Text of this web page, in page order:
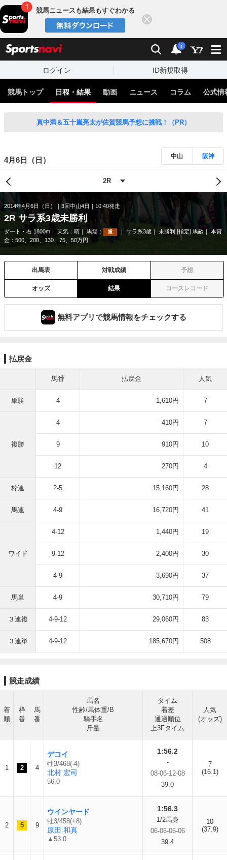
競馬ニュースも結果もすぐわかる
検索 通知
i
ログイン ID新規取得
競馬トップ 日程・結果 動画 ニュース コラム 公式情
真中満＆五十嵐亮太が佐賀競馬予想に挑戦！（PR）
4月6日（日） 中山 阪神
2014年4月6日（日） 3回中山4日 10:40発走
2R サラ系3歳未勝利
ダート・右 1800m 天気： 晴 馬場： 重 サラ系3歳 未勝利 [指定] 馬齢
本賞
金：500、200、130、75、50万円
出馬表 対戦成績 予想
オッズ 結果 コースレコード
無料アプリで競馬情報をチェックする
払戻金
馬番 払戻金 人気
単勝 4 1,610円 7
複勝
4 410円 7
9 910円 10
12 270円 4
枠連 2-5 15,160円 28
馬連 4-9 16,720円 41
ワイド
4-12 1,440円 19
9-12 2,400円 30
4-9 3,690円 37
馬単 4-9 30,710円 79
３連複 4-9-12 29,060円 83
３連単 4-9-12 185,670円 508
競走成績
着
順
枠
番
馬
番
馬名
性齢/馬体重/B
騎手名
斤量
タイム
着差
通過順位
上3Fタイム
人気
(オッズ)
1 2 4
デコイ
牡3/468(-4)
北村 宏司
56.0
1:56.2
-
08-06-12-08
39.0
7
(16.1)
2 5 9
ウインヤード
牡3/458(+8)
原田 和真
▲53.0
1:56.3
1/2馬身
06-06-06-06
39.4
10
(37.9)